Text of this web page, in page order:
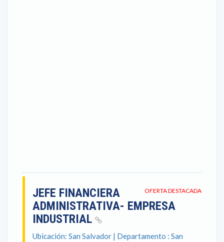
OFERTA DESTACADA
JEFE FINANCIERA
ADMINISTRATIVA- EMPRESA
INDUSTRIAL
Ubicación: San Salvador | Departamento : San